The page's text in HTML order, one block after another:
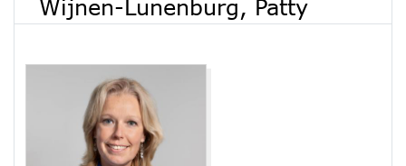
Wijnen-Lunenburg, Patty